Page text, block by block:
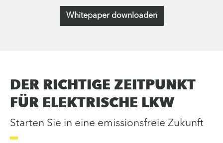
Whitepaper downloaden
DER RICHTIGE ZEITPUNKT
FÜR ELEKTRISCHE LKW
Starten Sie in eine emissionsfreie Zukunft